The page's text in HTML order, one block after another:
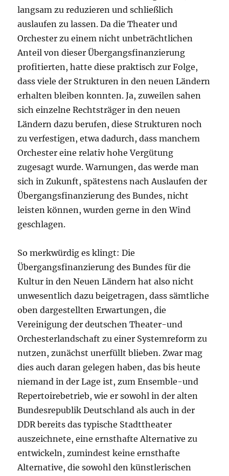
langsam zu reduzieren und schließlich
auslaufen zu lassen. Da die Theater und
Orchester zu einem nicht unbeträchtlichen
Anteil von dieser Übergangsfinanzierung
profitierten, hatte diese praktisch zur Folge,
dass viele der Strukturen in den neuen Ländern
erhalten bleiben konnten. Ja, zuweilen sahen
sich einzelne Rechtsträger in den neuen
Ländern dazu berufen, diese Strukturen noch
zu verfestigen, etwa dadurch, dass manchem
Orchester eine relativ hohe Vergütung
zugesagt wurde. Warnungen, das werde man
sich in Zukunft, spätestens nach Auslaufen der
Übergangsfinanzierung des Bundes, nicht
leisten können, wurden gerne in den Wind
geschlagen.
So merkwürdig es klingt: Die
Übergangsfinanzierung des Bundes für die
Kultur in den Neuen Ländern hat also nicht
unwesentlich dazu beigetragen, dass sämtliche
oben dargestellten Erwartungen, die
Vereinigung der deutschen Theater-und
Orchesterlandschaft zu einer Systemreform zu
nutzen, zunächst unerfüllt blieben. Zwar mag
dies auch daran gelegen haben, das bis heute
niemand in der Lage ist, zum Ensemble-und
Repertoirebetrieb, wie er sowohl in der alten
Bundesrepublik Deutschland als auch in der
DDR bereits das typische Stadttheater
auszeichnete, eine ernsthafte Alternative zu
entwickeln, zumindest keine ernsthafte
Alternative, die sowohl den künstlerischen